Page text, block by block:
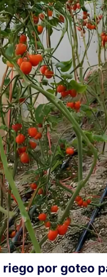
riego por goteo